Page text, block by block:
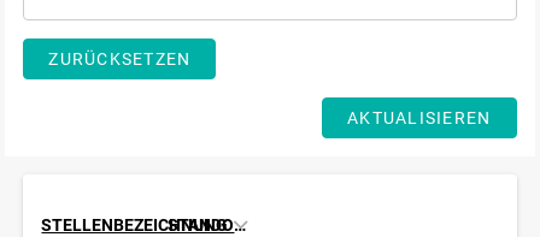
ZURÜCKSETZEN
AKTUALISIEREN
STELLENBEZEICHNUNG STANDORT